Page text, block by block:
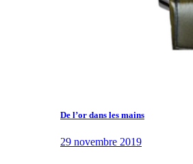
De l’or dans les mains
29 novembre 2019